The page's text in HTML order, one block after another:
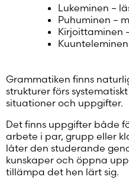
Lukeminen –
Puhuminen –
Kirjoittaminen
Grammatiken finns
strukturer förs
situationer och uppgifter.
Det finns uppgifter både
arbete i par, grupp eller
låter den studerande
kunskaper och öppna
tillämpa det hen lärt sig.